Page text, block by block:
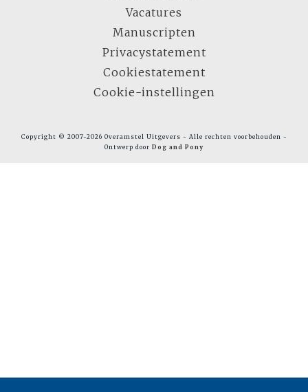
Vacatures
Manuscripten
Privacystatement
Cookiestatement
Cookie-instellingen
Copyright © 2007-2026 Overamstel Uitgevers - Alle rechten voorbehouden -
Ontwerp door Dog and Pony